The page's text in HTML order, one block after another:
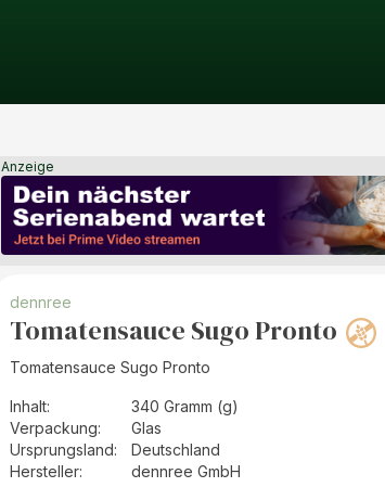
Anzeige
dennree
Tomatensauce Sugo Pronto
Tomatensauce Sugo Pronto
Inhalt:
340 Gramm (g)
Verpackung:
Glas
Ursprungsland:
Deutschland
Hersteller: dennree GmbH